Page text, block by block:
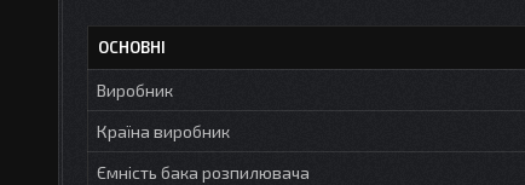
ОСНОВНІ
Виробник
Країна виробник
Ємність бака розпилювача